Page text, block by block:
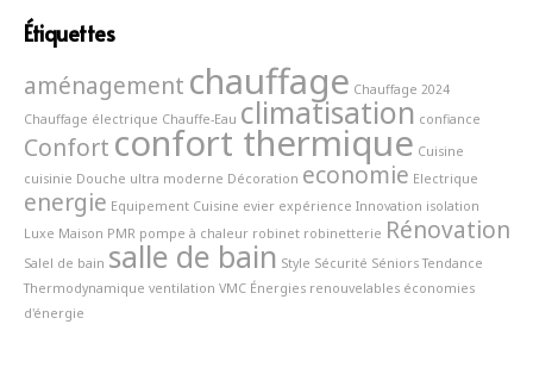
Étiquettes
aménagement chauffage Chauffage 2024
Chauffage électrique Chauffe-Eau climatisation confiance
Confort confort thermique Cuisine
cuisinie Douche ultra moderne Décoration economie Electrique
energie Equipement Cuisine evier expérience Innovation isolation
Luxe Maison PMR pompe à chaleur robinet robinetterie Rénovation
Salel de bain salle de bain Style Sécurité Séniors Tendance
Thermodynamique ventilation VMC Énergies renouvelables économies
d'énergie